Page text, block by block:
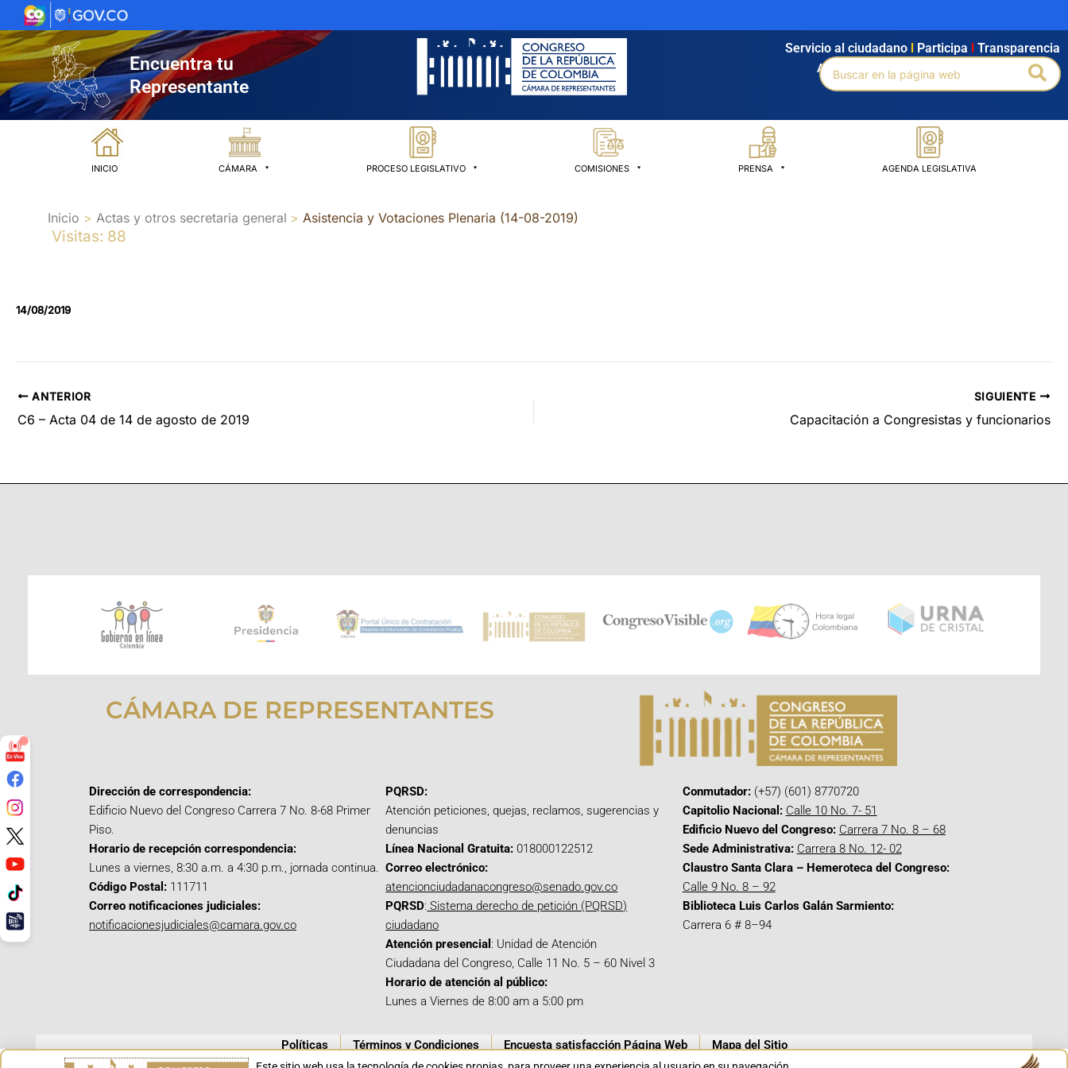
al
contenido
Encuentra tu
Representante
Agendamiento Intranet Búsqueda avanzada
Servicio al ciudadano Participa Transparencia
Buscar
por:
INICIO CÁMARA PROCESO LEGISLATIVO COMISIONES PRENSA AGENDA LEGISLATIVA
Inicio Actas y otros secretaria general Asistencia y Votaciones Plenaria (14-08-2019)
Visitas: 88
14/08/2019
ANTERIOR
C6 – Acta 04 de 14 de agosto de 2019
SIGUIENTE
Capacitación a Congresistas y funcionarios
CÁMARA DE REPRESENTANTES
Dirección de correspondencia:
Edificio Nuevo del Congreso Carrera 7 No. 8-68 Primer
Piso.
Horario de recepción correspondencia:
Lunes a viernes, 8:30 a.m. a 4:30 p.m., jornada continua.
Código Postal: 111711
Correo notificaciones judiciales:
notificacionesjudiciales@camara.gov.co
PQRSD:
Atención peticiones, quejas, reclamos, sugerencias y
denuncias
Línea Nacional Gratuita: 018000122512
Correo electrónico:
atencionciudadanacongreso@senado.gov.co
PQRSD: Sistema derecho de petición (PQRSD)
ciudadano
Atención presencial : Unidad de Atención
Ciudadana del Congreso, Calle 11 No. 5 – 60 Nivel 3
Horario de atención al público:
Lunes a Viernes de 8:00 am a 5:00 pm
Conmutador:(+57) (601) 8770720
Capitolio Nacional: Calle 10 No. 7- 51
Edificio Nuevo del Congreso: Carrera 7 No. 8 – 68
Sede Administrativa: Carrera 8 No. 12- 02
Claustro Santa Clara – Hemeroteca del Congreso:
Calle 9 No. 8 – 92
Biblioteca Luis Carlos Galán Sarmiento:
Carrera 6 # 8–94
Políticas Términos y Condiciones Encuesta satisfacción Página Web Mapa del Sitio